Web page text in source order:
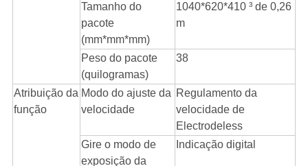
Tamanho do
pacote
(mm*mm*mm)
1040*620*410 ³ de 0,26
m
Peso do pacote
(quilogramas)
38
Atribuição da
função
Modo do ajuste da
velocidade
Regulamento da
velocidade de
Electrodeless
Gire o modo de
exposição da
Indicação digital